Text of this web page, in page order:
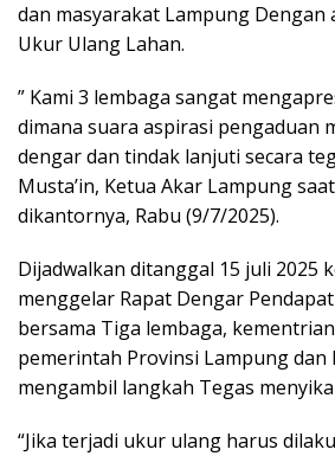
dan masyarakat Lampung Dengan
Ukur Ulang Lahan.
” Kami 3 lembaga sangat
dimana suara aspirasi pengaduan
dengar dan tindak lanjuti secara
Musta’in, Ketua Akar Lampung
dikantornya, Rabu (9/7/2025).
Dijadwalkan ditanggal 15 juli 2025
menggelar Rapat Dengar
bersama Tiga lembaga,
pemerintah Provinsi Lampung dan
mengambil langkah Tegas
“Jika terjadi ukur ulang harus